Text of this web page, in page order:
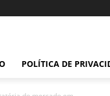
POLÍTICA DE